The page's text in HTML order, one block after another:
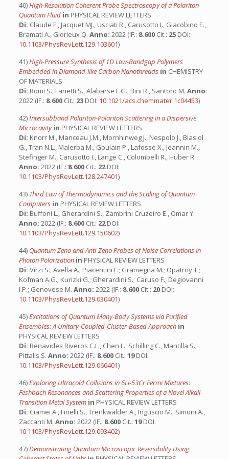
40)High-Resolution Coherent Probe Spectroscopy of a Polariton
Quantum Fluid in PHYSICAL REVIEW LETTERS
Di: Claude F., Jacquet MJ., Usciati R., Carusotto I., Giacobino E.,
Bramati A., Glorieux Q. Anno: 2022 (IF.: 8.600 Cit.: 25 DOI:
10.1103/PhysRevLett.129.103601)
41)High-Pressure Synthesis of 1D Low-Bandgap Polymers
Embedded in Diamond-like Carbon Nanothreads in CHEMISTRY
OF MATERIALS
Di: Romi S., Fanetti S., Alabarse F.G., Bini R., Santoro M. Anno:
2022 (IF.: 8.600 Cit.: 23 DOI: 10.1021/acs.chemmater.1c04453)
42)Intersubband Polariton-Polariton Scattering in a Dispersive
Microcavityin PHYSICAL REVIEW LETTERS
Di: Knorr M., Manceau J.M., Mornhinweg J., Nespolo J., Biasiol
G., Tran N.L., Malerba M., Goulain P., Lafosse X., Jeannin M.,
Stefinger M., Carusotto I., Lange C., Colombelli R., Huber R.
Anno: 2022 (IF.: 8.600 Cit.: 22DOI:
10.1103/PhysRevLett.128.247401)
43) Third Law of Thermodynamics and the Scaling of Quantum
Computers in PHYSICAL REVIEW LETTERS
Di: Buffoni L., Gherardini S., Zambrini Cruzeiro E., Omar Y.
Anno: 2022 (IF.: 8.600 Cit.: 22DOI:
10.1103/PhysRevLett.129.150602)
44) Quantum Zeno and Anti-Zeno Probes of Noise Correlations in
Photon Polarization in PHYSICAL REVIEW LETTERS
Di: Virzi S.; Avella A.; Piacentini F.; Gramegna M.; Opatrny T.;
Kofman A.G.; Kurizki G.; Gherardini S.; Caruso F.; Degiovanni
I.P.; Genovese M. Anno: 2022 (IF.: 8.600 Cit.: 20 DOI:
10.1103/PhysRevLett.129.030401)
45)Excitations of Quantum Many-Body Systems via Purified
Ensembles: A Unitary-Coupled-Cluster-Based Approach in
PHYSICAL REVIEW LETTERS
Di: Benavides Riveros C.L., Chen L., Schilling C., Mantilla S.,
Pittalis S. Anno: 2022 (IF.: 8.600 Cit.: 19DOI:
10.1103/PhysRevLett.129.066401)
46)Exploring Ultracold Collisions in 6Li-53Cr Fermi Mixtures:
Feshbach Resonances and Scattering Properties of a Novel Alkali-
Transition Metal System in PHYSICAL REVIEW LETTERS
Di: Ciamei A., Finelli S., Trenkwalder A., Inguscio M., Simoni A.,
Zaccanti M. Anno: 2022 (IF.: 8.600 Cit.: 19DOI:
10.1103/PhysRevLett.129.093402)
47)Demonstrating Quantum Microscopic Reversibility Using